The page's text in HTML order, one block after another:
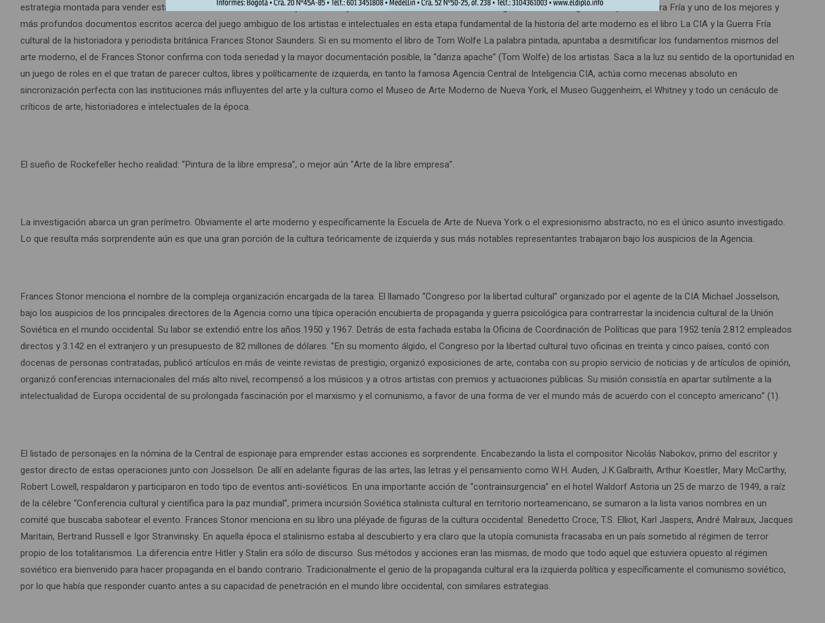
estrategia montada para vender esta idea tan elaborada alcanzó su punto de mayor sofisticación a comienzos de la segunda mitad del siglo XX en plena Guerra Fría y uno de los mejores y
más profundos documentos escritos acerca del juego ambiguo de los artistas e intelectuales en esta etapa fundamental de la historia del arte moderno es el libro La CIA y la Guerra Fría
cultural de la historiadora y periodista británica Frances Stonor Saunders. Si en su momento el libro de Tom Wolfe La palabra pintada, apuntaba a desmitificar los fundamentos mismos del
arte moderno, el de Frances Stonor confirma con toda seriedad y la mayor documentación posible, la “danza apache” (Tom Wolfe) de los artistas. Saca a la luz su sentido de la oportunidad en
un juego de roles en el que tratan de parecer cultos, libres y políticamente de izquierda, en tanto la famosa Agencia Central de Inteligencia CIA, actúa como mecenas absoluto en
sincronización perfecta con las instituciones más influyentes del arte y la cultura como el Museo de Arte Moderno de Nueva York, el Museo Guggenheim, el Whitney y todo un cenáculo de
críticos de arte, historiadores e intelectuales de la época.
El sueño de Rockefeller hecho realidad: “Pintura de la libre empresa”, o mejor aún “Arte de la libre empresa”.
La investigación abarca un gran perímetro. Obviamente el arte moderno y específicamente la Escuela de Arte de Nueva York o el expresionismo abstracto, no es el único asunto investigado.
Lo que resulta más sorprendente aún es que una gran porción de la cultura teóricamente de izquierda y sus más notables representantes trabajaron bajo los auspicios de la Agencia.
Frances Stonor menciona el nombre de la compleja organización encargada de la tarea. El llamado “Congreso por la libertad cultural” organizado por el agente de la CIA Michael Josselson,
bajo los auspicios de los principales directores de la Agencia como una típica operación encubierta de propaganda y guerra psicológica para contrarrestar la incidencia cultural de la Unión
Soviética en el mundo occidental. Su labor se extendió entre los años 1950 y 1967. Detrás de esta fachada estaba la Oficina de Coordinación de Políticas que para 1952 tenía 2.812 empleados
directos y 3.142 en el extranjero y un presupuesto de 82 millones de dólares. “En su momento álgido, el Congreso por la libertad cultural tuvo oficinas en treinta y cinco países, contó con
docenas de personas contratadas, publicó artículos en más de veinte revistas de prestigio, organizó exposiciones de arte, contaba con su propio servicio de noticias y de artículos de opinión,
organizó conferencias internacionales del más alto nivel, recompensó a los músicos y a otros artistas con premios y actuaciones públicas. Su misión consistía en apartar sutilmente a la
intelectualidad de Europa occidental de su prolongada fascinación por el marxismo y el comunismo, a favor de una forma de ver el mundo más de acuerdo con el concepto americano” (1).
El listado de personajes en la nómina de la Central de espionaje para emprender estas acciones es sorprendente. Encabezando la lista el compositor Nicolás Nabokov, primo del escritor y
gestor directo de estas operaciones junto con Josselson. De allí en adelante figuras de las artes, las letras y el pensamiento como W.H. Auden, J.K.Galbraith, Arthur Koestler, Mary McCarthy,
Robert Lowell, respaldaron y participaron en todo tipo de eventos anti-soviéticos. En una importante acción de “contrainsurgencia” en el hotel Waldorf Astoria un 25 de marzo de 1949, a raíz
de la célebre “Conferencia cultural y científica para la paz mundial”, primera incursión Soviética stalinista cultural en territorio norteamericano, se sumaron a la lista varios nombres en un
comité que buscaba sabotear el evento. Frances Stonor menciona en su libro una pléyade de figuras de la cultura occidental: Benedetto Croce, T.S. Elliot, Karl Jaspers, André Malraux, Jacques
Maritain, Bertrand Russell e Igor Stranvinsky. En aquella época el stalinismo estaba al descubierto y era claro que la utopía comunista fracasaba en un país sometido al régimen de terror
propio de los totalitarismos. La diferencia entre Hitler y Stalin era sólo de discurso. Sus métodos y acciones eran las mismas, de modo que todo aquel que estuviera opuesto al régimen
soviético era bienvenido para hacer propaganda en el bando contrario. Tradicionalmente el genio de la propaganda cultural era la izquierda política y específicamente el comunismo soviético,
por lo que había que responder cuanto antes a su capacidad de penetración en el mundo libre occidental, con similares estrategias.